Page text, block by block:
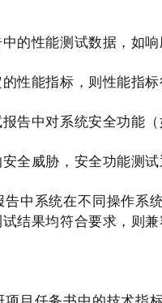
的性能测试数据，如
性能指标，则性能指
告中对系统安全功能
全威胁，安全功能测
中系统在不同操作系
结果均符合要求，则兼